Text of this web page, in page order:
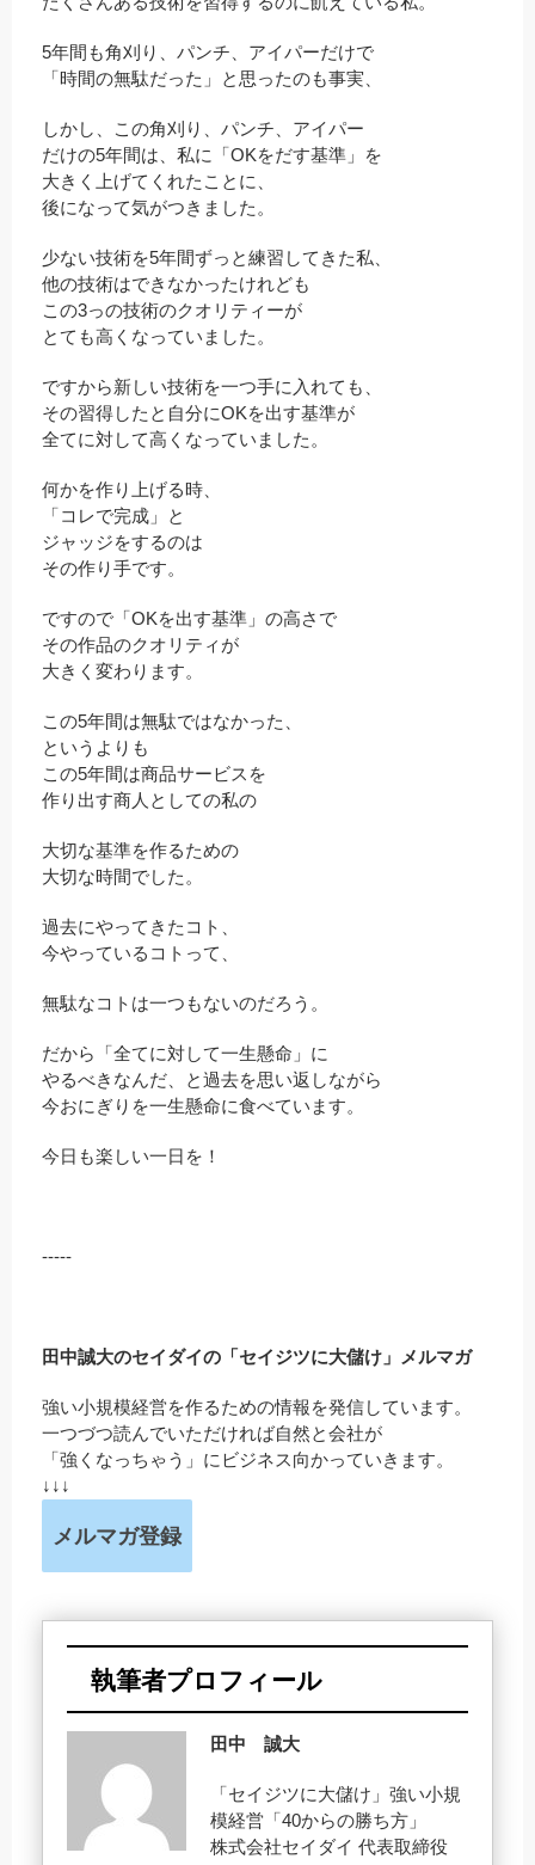
5年間も角刈り、パンチ、アイパーだけで
「時間の無駄だった」と思ったのも事実、
しかし、この角刈り、パンチ、アイパー
だけの5年間は、私に「OKをだす基準」を
大きく上げてくれたことに、
後になって気がつきました。
少ない技術を5年間ずっと練習してきた私、
他の技術はできなかったけれども
この3っの技術のクオリティーが
とても高くなっていました。
ですから新しい技術を一つ手に入れても、
その習得したと自分にOKを出す基準が
全てに対して高くなっていました。
何かを作り上げる時、
「コレで完成」と
ジャッジをするのは
その作り手です。
ですので「OKを出す基準」の高さで
その作品のクオリティが
大きく変わります。
この5年間は無駄ではなかった、
というよりも
この5年間は商品サービスを
作り出す商人としての私の
大切な基準を作るための
大切な時間でした。
過去にやってきたコト、
今やっているコトって、
無駄なコトは一つもないのだろう。
だから「全てに対して一生懸命」に
やるべきなんだ、と過去を思い返しながら
今おにぎりを一生懸命に食べています。
今日も楽しい一日を！
-----
田中誠大のセイダイの「セイジツに大儲け」メルマガ
強い小規模経営を作るための情報を発信しています。
一つづつ読んでいただければ自然と会社が
「強くなっちゃう」にビジネス向かっていきます。
↓↓↓
メルマガ登録
執筆者プロフィール
田中 誠大
「セイジツに大儲け」強い小規
模経営「40からの勝ち方」
株式会社セイダイ 代表取締役